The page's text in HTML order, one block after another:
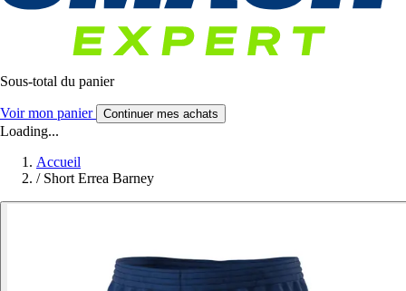
Sous-total du panier
Voir mon panier Continuer mes achats
Loading...
Accueil
/ Short Errea Barney